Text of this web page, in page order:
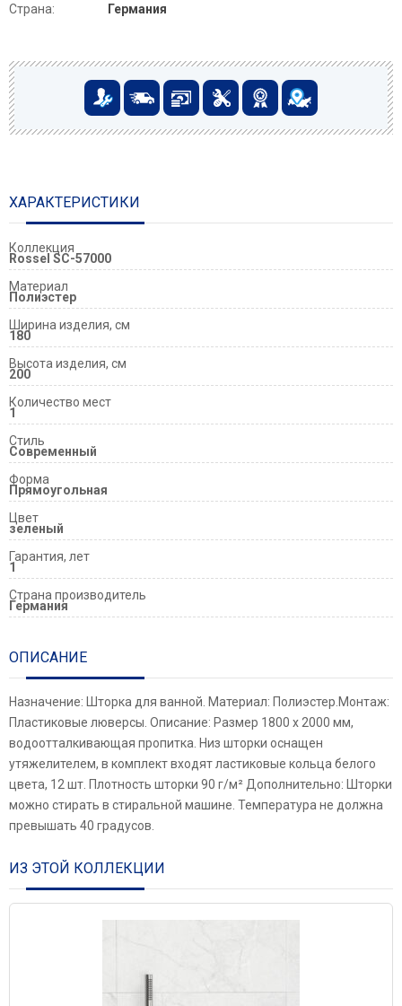
Страна:
Германия
ХАРАКТЕРИСТИКИ
Коллекция
Rossel SC-57000
Материал
Полиэстер
Ширина изделия, см
180
Высота изделия, см
200
Количество мест
1
Стиль
Современный
Форма
Прямоугольная
Цвет
зеленый
Гарантия, лет
1
Страна производитель
Германия
ОПИСАНИЕ
Назначение: Шторка для ванной. Материал: Полиэстер.Монтаж:
Пластиковые люверсы. Описание: Размер 1800 х 2000 мм,
водоотталкивающая пропитка. Низ шторки оснащен
утяжелителем, в комплект входят ластиковые кольца белого
цвета, 12 шт. Плотность шторки 90 г/м² Дополнительно: Шторки
можно стирать в стиральной машине. Температура не должна
превышать 40 градусов.
ИЗ ЭТОЙ КОЛЛЕКЦИИ